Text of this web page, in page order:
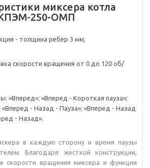
миксера котла
250-ОМП
- толщина ребер 3 мм;
скорости вращения от 0 до 120 об/
«Вперед»; «Вперед - Короткая пауза»;
«Вперед - Назад - Пауза»; «Вперед - Назад
- Назад».
в каждую сторону и время паузы
Благодаря жесткой конструкции,
скорости вращения миксера и функции